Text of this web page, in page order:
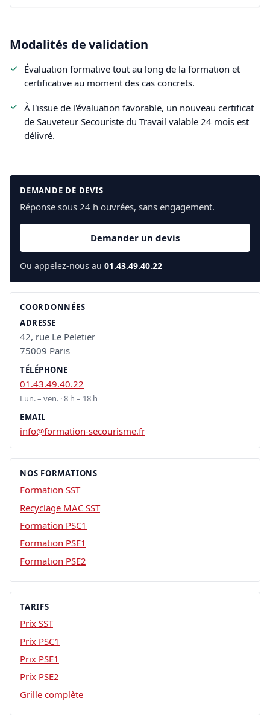
Modalités de validation
Évaluation formative tout au long de la formation et
certificative au moment des cas concrets.
À l'issue de l'évaluation favorable, un nouveau certificat
de Sauveteur Secouriste du Travail valable 24 mois est
délivré.
DEMANDE DE DEVIS
Réponse sous 24 h ouvrées, sans engagement.
Demander un devis
Ou appelez-nous au 01.43.49.40.22
COORDONNÉES
ADRESSE
42, rue Le Peletier
75009 Paris
TÉLÉPHONE
01.43.49.40.22
Lun. – ven. · 8 h – 18 h
EMAIL
info@formation-secourisme.fr
NOS FORMATIONS
Formation SST
Recyclage MAC SST
Formation PSC1
Formation PSE1
Formation PSE2
TARIFS
Prix SST
Prix PSC1
Prix PSE1
Prix PSE2
Grille complète